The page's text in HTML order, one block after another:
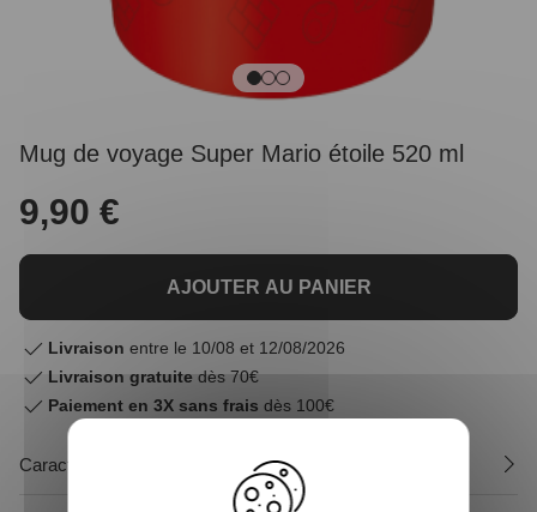
Mug de voyage Super Mario étoile 520 ml
9,90 €
AJOUTER AU PANIER
Livraison entre le 10/08 et 12/08/2026
Livraison gratuite dès 70€
Paiement en 3X sans frais dès 100€
Caractéristiques